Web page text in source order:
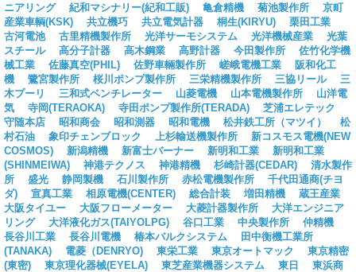
ニアリング 紀和マシナリー(紀和工販) 亀倉精機 菊池製作所
京町
産業車輌(KSK)
共立機巧 共立電気計器 桐生(KIRYU)
栗田工業
古河電池
古里精機製作所 光洋サーモシステム 光洋機械産業
光葉
スチール
高分子計器 高木鋼業 高野計器 今田製作所
佐竹化学機
械工業
佐藤真空(PHIL) 佐野車輛製作所 嵯峨電機工業
阪和化工
機
鷺宮製作所 桜川ポンプ製作所 三栄精機製作所 三協リール
三
木プーリ
三和式ベンチレーター 山菱電機 山本電機製作所
山洋電
気
寺岡(TERAOKA) 寺田ポンプ製作所(TERADA)
芝浦エレテック
守随本店
昭和商会 昭和測器 昭和電機 松井鉄工所（マツイ）
松
村石油
象印チェンブロック 上杉輸送機製作所
新コスモス電機(NEW
COSMOS)
新潟精機 新富士バーナー 新明和工業
新明和工業
(SHINMEIWA)
神港テクノス 神港精機 杉崎計器(CEDAR)
清水製作
所
盛光 静岡製機 石川製作所 赤松電機製作所
千代田通商(チヨ
ダ)
宣真工業 相原電機(CENTER) 総合計装 増田精機
蔵王産業
大阪タイユー
大阪フローメーター 大菱計器製作所
大洋エンジニア
リング
大洋液化ガス(TAIYOLPG) 谷口工業 中央製作所
仲精機
長谷川工業
長谷川電機 椿本バルクシステム
田中衡機工業所
(TANAKA)
電菱（DENRYO) 東栄工業 東京オートマック
東京精密
(東密)
東京理化器械(EYELA) 東芝産業機器システム 東日
東浜商